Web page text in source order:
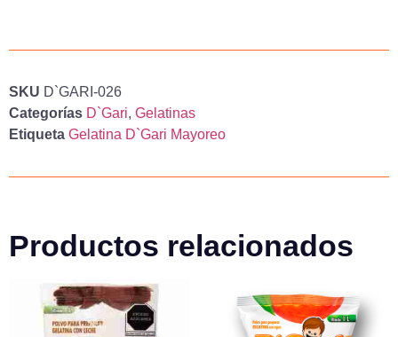
SKU D`GARI-026
Categorías D`Gari, Gelatinas
Etiqueta Gelatina D`Gari Mayoreo
Productos relacionados